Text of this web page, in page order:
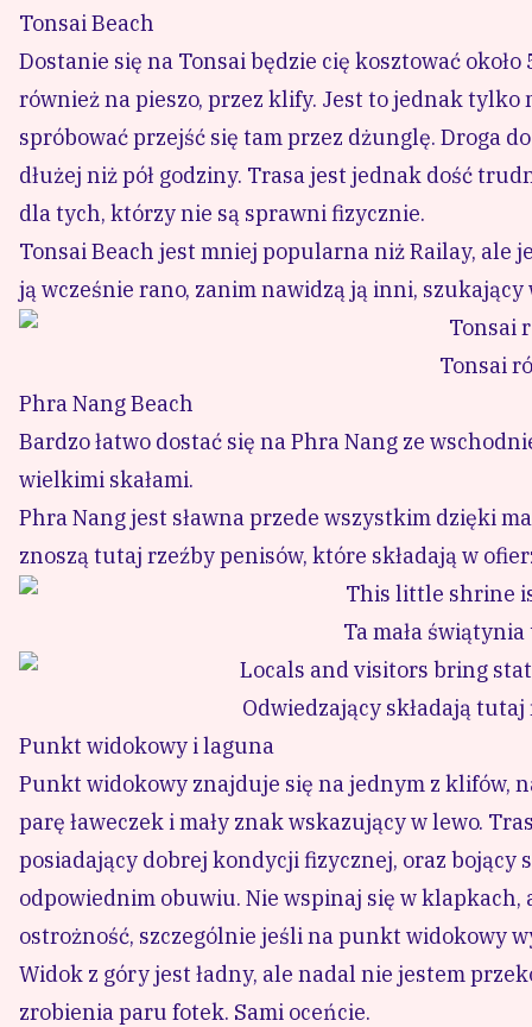
Tonsai Beach
Dostanie się na Tonsai będzie cię kosztować
również na pieszo, przez klify. Jest to jednak tylko
spróbować przejść się tam przez dżunglę. Droga
dłużej niż pół godziny. Trasa jest jednak dość
dla tych, którzy nie są sprawni fizycznie.
Tonsai Beach jest mniej popularna niż Railay, ale
ją wcześnie rano, zanim nawidzą ją inni,
Tonsai
Phra Nang Beach
Bardzo łatwo dostać się na Phra Nang ze
wielkimi skałami.
Phra Nang jest sławna przede wszystkim dzięki
znoszą tutaj rzeźby penisów, które składają w
Ta mała
Odwiedzający składają
Punkt widokowy i laguna
Punkt widokowy znajduje się na jednym z klifów,
parę ławeczek i mały znak wskazujący w lewo.
posiadający dobrej kondycji fizycznej, oraz bojący
odpowiednim obuwiu. Nie wspinaj się w
ostrożność, szczególnie jeśli na punkt widokowy
Widok z góry jest ładny, ale nadal nie jestem
zrobienia paru fotek. Sami oceńcie.